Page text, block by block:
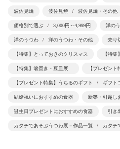
波佐見焼 波佐見焼 波佐見焼・その他
価格別で選ぶ 3,000円～4,999円 洋の
洋のうつわ 洋のうつわ・その他 売り
【特集】とっておきのクリスマス 【特
【特集】箸置き・豆皿展 【プレゼン
【プレゼント特集】うちるのギフト ギフト
結婚祝いにおすすめの食器 新築・引越し
誕生日プレゼントにおすすめの食器 引き
カタチであそぶうつわ展－作品一覧 カタチ